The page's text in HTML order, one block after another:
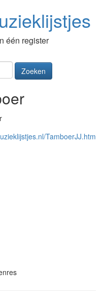
één register
Zoeken
TamboerJJ.htm